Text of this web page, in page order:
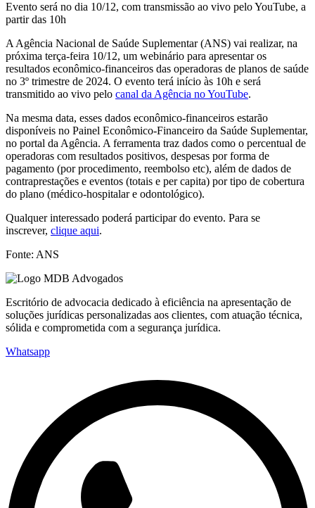
Evento será no dia 10/12, com transmissão ao vivo pelo YouTube, a
partir das 10h
A Agência Nacional de Saúde Suplementar (ANS) vai realizar, na
próxima terça-feira 10/12, um webinário para apresentar os
resultados econômico-financeiros das operadoras de planos de saúde
no 3º trimestre de 2024. O evento terá início às 10h e será
transmitido ao vivo pelo canal da Agência no YouTube.
Na mesma data, esses dados econômico-financeiros estarão
disponíveis no Painel Econômico-Financeiro da Saúde Suplementar,
no portal da Agência. A ferramenta traz dados como o percentual de
operadoras com resultados positivos, despesas por forma de
pagamento (por procedimento, reembolso etc), além de dados de
contraprestações e eventos (totais e per capita) por tipo de cobertura
do plano (médico-hospitalar e odontológico).
Qualquer interessado poderá participar do evento. Para se
inscrever, clique aqui.
Fonte: ANS
Escritório de advocacia dedicado à eficiência na apresentação de
soluções jurídicas personalizadas aos clientes, com atuação técnica,
sólida e comprometida com a segurança jurídica.
Whatsapp